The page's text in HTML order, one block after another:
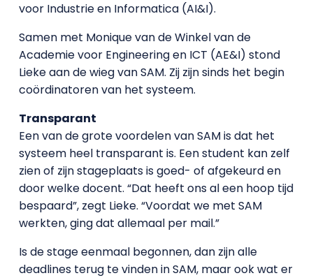
voor Industrie en Informatica (AI&I).
Samen met Monique van de Winkel van de
Academie voor Engineering en ICT (AE&I) stond
Lieke aan de wieg van SAM. Zij zijn sinds het begin
coördinatoren van het systeem.
Transparant
Een van de grote voordelen van SAM is dat het
systeem heel transparant is. Een student kan zelf
zien of zijn stageplaats is goed- of afgekeurd en
door welke docent. “Dat heeft ons al een hoop tijd
bespaard”, zegt Lieke. “Voordat we met SAM
werkten, ging dat allemaal per mail.”
Is de stage eenmaal begonnen, dan zijn alle
deadlines terug te vinden in SAM, maar ook wat er